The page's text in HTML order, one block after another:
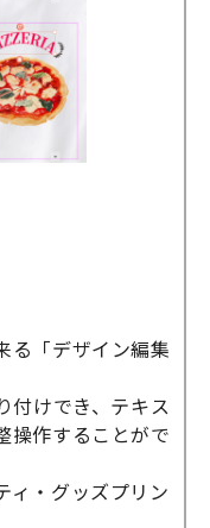
る「デザイン編集
付けでき、テキス
操作することがで
ィ・グッズプリン